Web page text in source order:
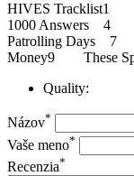
HIVES
1000 Answers
Patrolling Days
Money9 These
Quality:
Názov*
Vaše meno*
Recenzia*